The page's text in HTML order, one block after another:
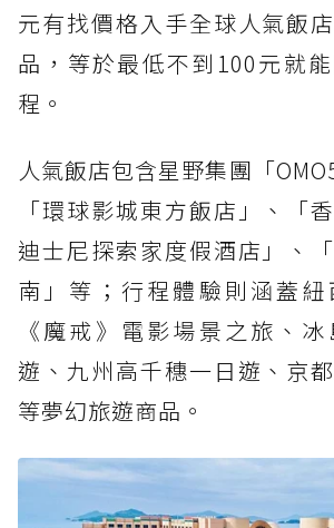
元有找價格入手全球人氣飯
品，等於最低不到100元就
程。
人氣飯店包含星野集團「
「環球影城東方飯店」、「
迪士尼探索家度假酒店」、
南」等；行程體驗則涵蓋
《魔戒》電影場景之旅、
遊、九州高千穗一日遊、京
等夢幻旅遊商品。